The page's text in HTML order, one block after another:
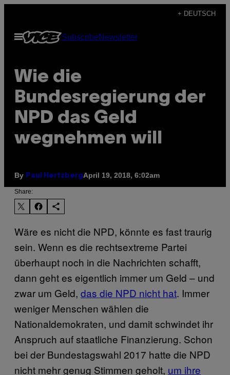
content
+ DEUTSCH
Open
Menu
SubscribeNewsletter
Wie die
Bundesregierung der
NPD das Geld
wegnehmen will
By Paul HertzbergApril 19, 2018, 6:02am
Share:
Wäre es nicht die NPD, könnte es fast traurig
sein. Wenn es die rechtsextreme Partei
überhaupt noch in die Nachrichten schafft,
dann geht es eigentlich immer um Geld – und
zwar um Geld, das die NPD nicht hat. Immer
weniger Menschen wählen die
Nationaldemokraten, und damit schwindet ihr
Anspruch auf staatliche Finanzierung. Schon
bei der Bundestagswahl 2017 hatte die NPD
nicht mehr genug Stimmen geholt, um ihre